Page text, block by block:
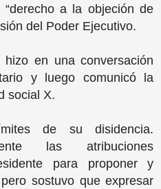
a la objeción de
del Poder Ejecutivo.
en una conversación
y luego comunicó la
social X.
de su disidencia.
las atribuciones
para proponer y
sostuvo que expresar